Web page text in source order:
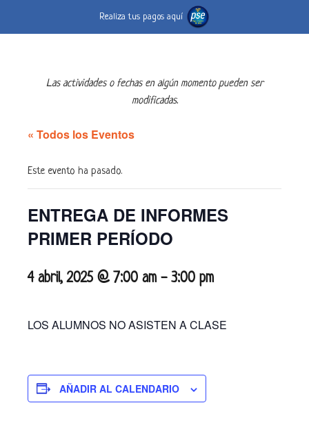
Realiza tus pagos aquí
Las actividades o fechas en algún momento pueden ser
modificadas.
« Todos los Eventos
Este evento ha pasado.
ENTREGA DE INFORMES
PRIMER PERÍODO
4 abril, 2025 @ 7:00 am - 3:00 pm
LOS ALUMNOS NO ASISTEN A CLASE
AÑADIR AL CALENDARIO